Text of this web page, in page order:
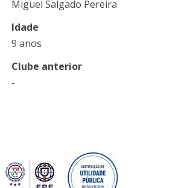
Miguel Salgado Pereira
Idade
9 anos
Clube anterior
-